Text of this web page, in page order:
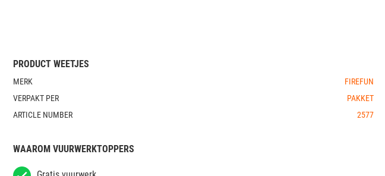
PRODUCT WEETJES
MERK
FIREFUN
VERPAKT PER
PAKKET
ARTICLE NUMBER
2577
WAAROM VUURWERKTOPPERS